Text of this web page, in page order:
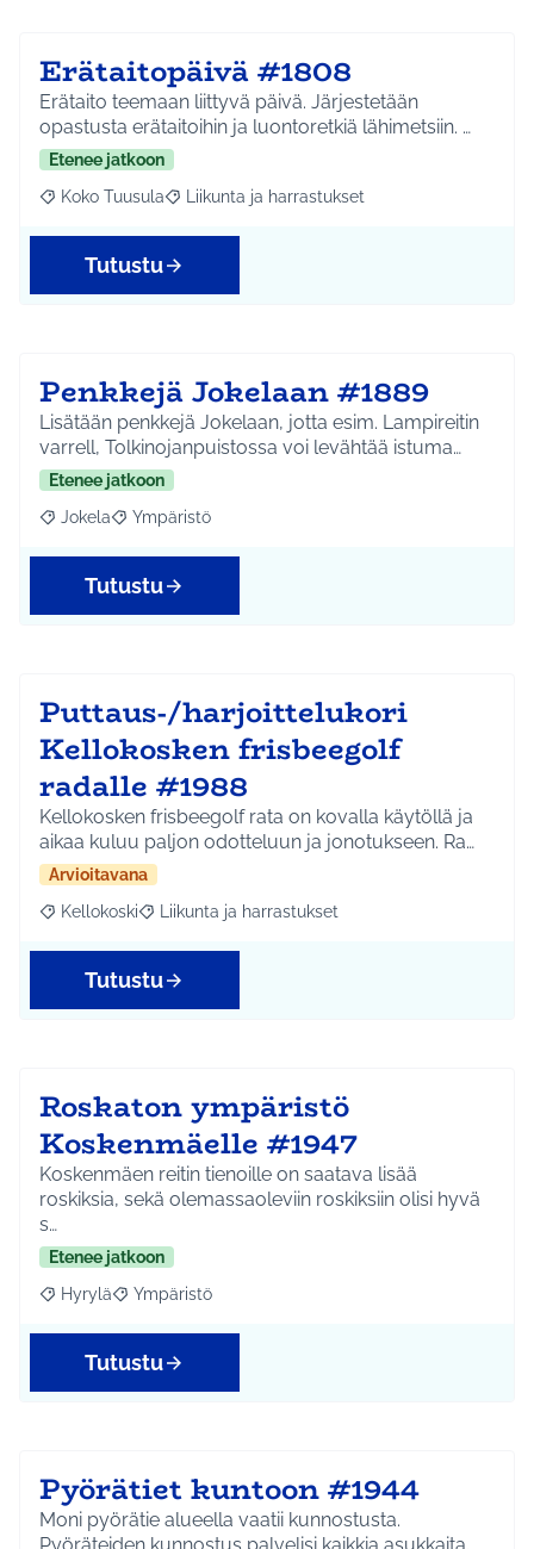
Erätaitopäivä #1808
Erätaito teemaan liittyvä päivä. Järjestetään
opastusta erätaitoihin ja luontoretkiä lähimetsiin. …
Etenee jatkoon
Rajaa tulokset aihepiirin mukaan: Koko Tuusula
Koko Tuusula Rajaa tulokset teeman mukaan: Liikunta ja
Liikunta ja harrastukset
Tutustu
Penkkejä Jokelaan #1889
Lisätään penkkejä Jokelaan, jotta esim. Lampireitin
varrell, Tolkinojanpuistossa voi levähtää istuma…
Etenee jatkoon
Rajaa tulokset aihepiirin mukaan: Jokela
Jokela Rajaa tulokset teeman mukaan: Ympäristö
Ympäristö
Tutustu
Puttaus-/harjoittelukori
Kellokosken frisbeegolf
radalle #1988
Kellokosken frisbeegolf rata on kovalla käytöllä ja
aikaa kuluu paljon odotteluun ja jonotukseen. Ra…
Arvioitavana
Rajaa tulokset aihepiirin mukaan: Kellokoski
Kellokoski Rajaa tulokset teeman mukaan: Liikunta ja
Liikunta ja harrastukset
Tutustu
Roskaton ympäristö
Koskenmäelle #1947
Koskenmäen reitin tienoille on saatava lisää
roskiksia, sekä olemassaoleviin roskiksiin olisi hyvä
s…
Etenee jatkoon
Rajaa tulokset aihepiirin mukaan: Hyrylä
Hyrylä Rajaa tulokset teeman mukaan: Ympäristö
Ympäristö
Tutustu
Pyörätiet kuntoon #1944
Moni pyörätie alueella vaatii kunnostusta.